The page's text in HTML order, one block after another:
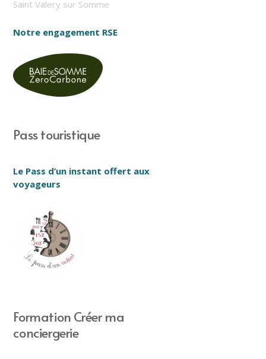
Saint Valery sur Somme
Notre engagement RSE
Pass touristique
Le Pass d’un instant offert aux
voyageurs
Formation Créer ma
conciergerie